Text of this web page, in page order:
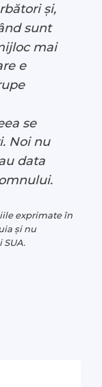
și,
sunt
mai
e
se
Noi nu
data
exprimate în
și nu